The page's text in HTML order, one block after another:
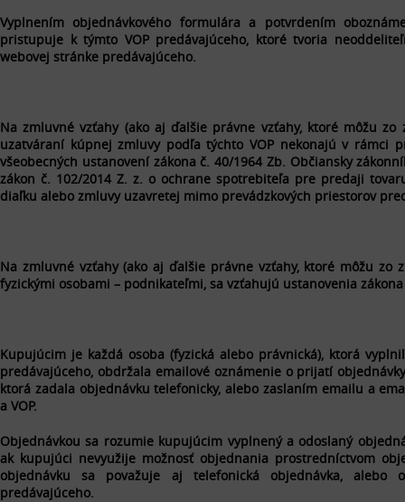
Vyplnením objednávkového formulára a potvrdením
pristupuje k týmto VOP predávajúceho, ktoré tvoria
webovej stránke predávajúceho.
Na zmluvné vzťahy (ako aj ďalšie právne vzťahy, ktoré môžu
uzatváraní kúpnej zmluvy podľa týchto VOP nekonajú v rámci
všeobecných ustanovení zákona č. 40/1964 Zb. Občiansky
zákon č. 102/2014 Z. z. o ochrane spotrebiteľa pre predaji
diaľku alebo zmluvy uzavretej mimo prevádzkových priestorov
Na zmluvné vzťahy (ako aj ďalšie právne vzťahy, ktoré môžu
fyzickými osobami – podnikateľmi, sa vzťahujú ustanovenia
Kupujúcim je každá osoba (fyzická alebo právnická), ktorá
predávajúceho, obdržala emailové oznámenie o prijatí
ktorá zadala objednávku telefonicky, alebo zaslaním emailu a
a VOP.
Objednávkou sa rozumie kupujúcim vyplnený a odoslaný
ak kupujúci nevyužije možnosť objednania prostredníctvom
objednávku sa považuje aj telefonická objednávka, alebo
predávajúceho.